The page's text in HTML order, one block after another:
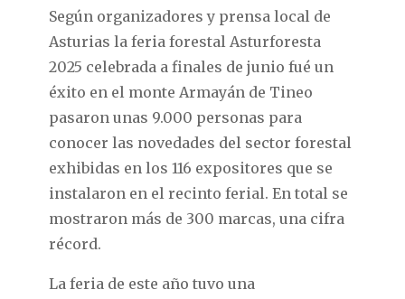
Según organizadores y prensa local de
Asturias la feria forestal Asturforesta
2025 celebrada a finales de junio fué un
éxito en el monte Armayán de Tineo
pasaron unas 9.000 personas para
conocer las novedades del sector forestal
exhibidas en los 116 expositores que se
instalaron en el recinto ferial. En total se
mostraron más de 300 marcas, una cifra
récord.
La feria de este año tuvo una